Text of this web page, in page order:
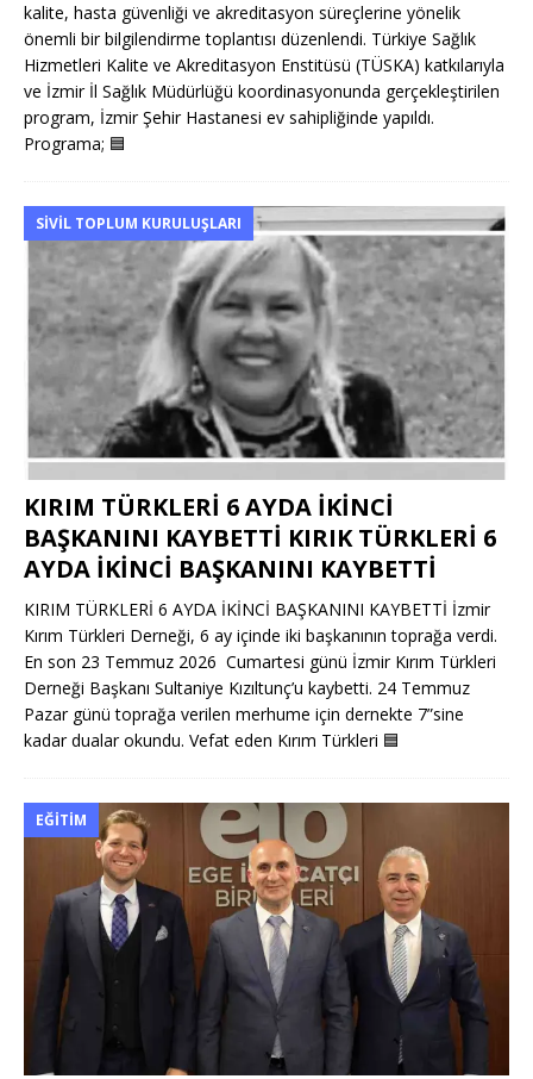
kalite, hasta güvenliği ve akreditasyon süreçlerine yönelik
önemli bir bilgilendirme toplantısı düzenlendi. Türkiye Sağlık
Hizmetleri Kalite ve Akreditasyon Enstitüsü (TÜSKA) katkılarıyla
ve İzmir İl Sağlık Müdürlüğü koordinasyonunda gerçekleştirilen
program, İzmir Şehir Hastanesi ev sahipliğinde yapıldı.
Programa; 🟦
SIVIL TOPLUM KURULUŞLARI
KIRIM TÜRKLERİ 6 AYDA İKİNCİ
BAŞKANINI KAYBETTİ KIRIK TÜRKLERİ 6
AYDA İKİNCİ BAŞKANINI KAYBETTİ
KIRIM TÜRKLERİ 6 AYDA İKİNCİ BAŞKANINI KAYBETTİ İzmir
Kırım Türkleri Derneği, 6 ay içinde iki başkanının toprağa verdi.
En son 23 Temmuz 2026 Cumartesi günü İzmir Kırım Türkleri
Derneği Başkanı Sultaniye Kızıltunç’u kaybetti. 24 Temmuz
Pazar günü toprağa verilen merhume için dernekte 7”sine
kadar dualar okundu. Vefat eden Kırım Türkleri 🟦
EĞITIM